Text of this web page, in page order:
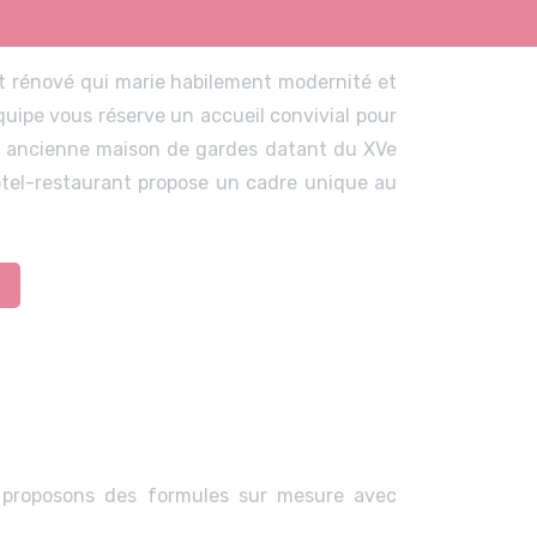
rénové qui marie habilement modernité et
vous réserve un accueil convivial pour
maison de gardes datant du XVe
restaurant propose un cadre unique au
des formules sur mesure avec